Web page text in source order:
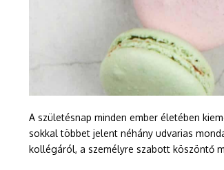
A születésnap minden ember életében
sokkal többet jelent néhány udvarias
kollégáról, a személyre szabott köszöntő